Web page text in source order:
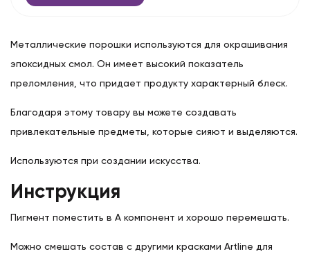
Металлические порошки используются для окрашивания
эпоксидных смол. Он имеет высокий показатель
преломления, что придает продукту характерный блеск.
Благодаря этому товару вы можете создавать
привлекательные предметы, которые сияют и выделяются.
Используются при создании искусства.
Инструкция
Пигмент поместить в A компонент и хорошо перемешать.
Можно смешать состав с другими красками Artline для